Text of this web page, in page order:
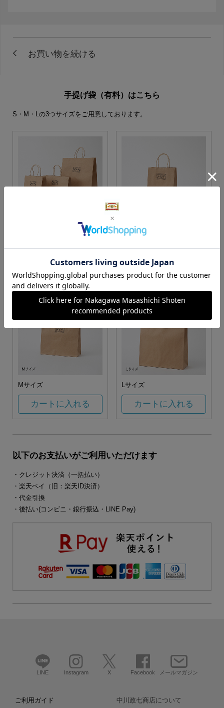
手提げ袋（有料）はこちら
S・M・Lの3つサイズをご用意しております。
S・M・Lサイズより当店に
カートに入れる
Sサイズ
カートに入れる
Mサイズ
カートに入れる
Lサイズ
カートに入れる
以下のお支払いがご利用いただけます
・クレジット決済（一括払い）
・楽天ペイ（旧：楽天ID決済）
・代金引換
・後払い(コンビニ・銀行振込・LINE Pay)
LINE Instagram X Facebook メールマガジン
ご利用ガイド 中川政七商店について